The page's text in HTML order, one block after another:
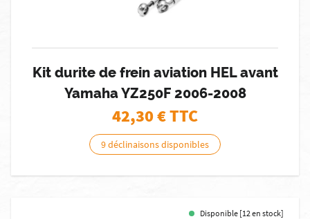
Kit durite de frein aviation HEL avant
Yamaha YZ250F 2006-2008
42,30€ TTC
9 déclinaisons disponibles
Disponible [12 en stock]